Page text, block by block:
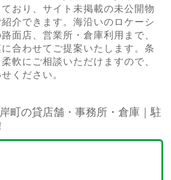
おり、サイト未掲載の未公開物
介できます。海沿いのロケーシ
面店、営業所・倉庫利用まで、
合わせてご提案いたします。条
軟にご相談いただけますので、
ください。
町の貸店舗・事務所・倉庫｜駐